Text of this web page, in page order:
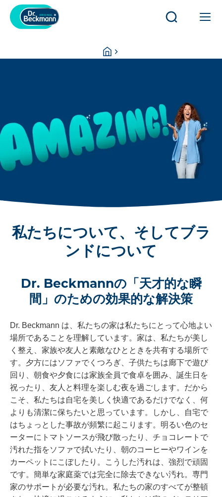
る
Homepage
私たちについて、そしてブラ
ンドについて
Dr. Beckmannの「天才的な瞬
間」のための効果的な解決策
Dr. Beckmann は、私たちの家は私たちにとって心地よい
場所であることを理解しています。家は、私たちが美し
く整え、家族や友人と素敵なひとときを共有する場所で
す。夕方にはソファでくつろぎ、子供たちは廊下で遊び
回り、朝食や夕食には家族全員で食卓を囲み、誕生日を
祝ったり、友人と料理を楽しむ夜を過ごします。だから
こそ、私たちは自宅を美しく快適であるだけでなく、何
よりも清潔に保ちたいと思っています。しかし、自宅で
はちょっとした事故が頻繁に起こります。明るい色のセ
ーターにトマトソースが飛び散ったり、チョコレートで
汚れた指をソファで拭いたり、朝のコーヒーやワインを
カーペットにこぼしたり。こうした汚れは、強烈で頑固
です。簡単な家庭薬では完全に除去できない汚れ。専門
家のサポートが必要な汚れ。私たちの家のすべてが整頓